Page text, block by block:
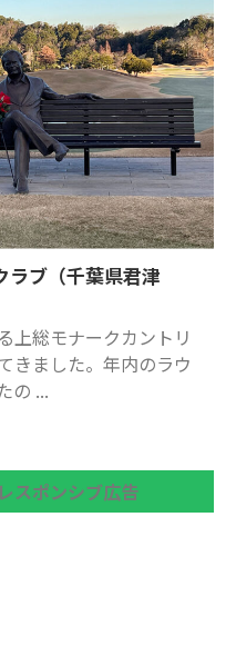
ラブ（千葉県君津
上総モナークカントリ
きました。年内のラウ
の ...
スポンシブ広告